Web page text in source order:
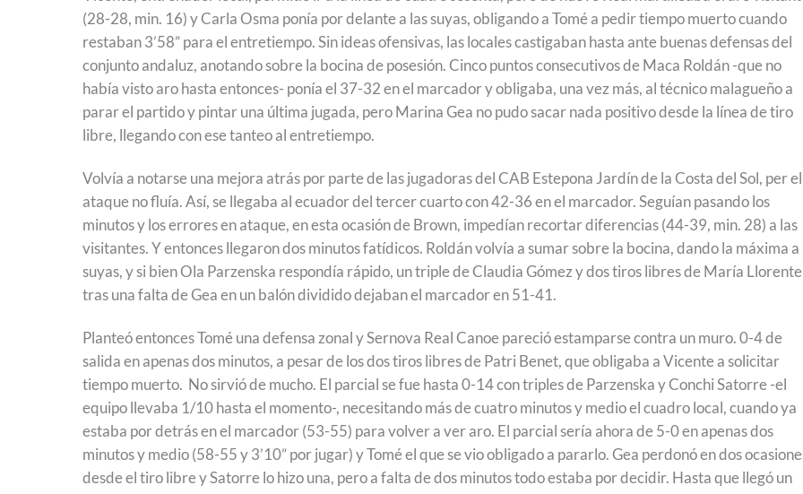
(28-28, min. 16) y Carla Osma ponía por delante a las suyas, obligando a Tomé a pedir tiempo muerto cuando
restaban 3’58” para el entretiempo. Sin ideas ofensivas, las locales castigaban hasta ante buenas defensas del
conjunto andaluz, anotando sobre la bocina de posesión. Cinco puntos consecutivos de Maca Roldán -que no
había visto aro hasta entonces- ponía el 37-32 en el marcador y obligaba, una vez más, al técnico malagueño a
parar el partido y pintar una última jugada, pero Marina Gea no pudo sacar nada positivo desde la línea de tiro
libre, llegando con ese tanteo al entretiempo.
Volvía a notarse una mejora atrás por parte de las jugadoras del CAB Estepona Jardín de la Costa del Sol, per el
ataque no fluía. Así, se llegaba al ecuador del tercer cuarto con 42-36 en el marcador. Seguían pasando los
minutos y los errores en ataque, en esta ocasión de Brown, impedían recortar diferencias (44-39, min. 28) a las
visitantes. Y entonces llegaron dos minutos fatídicos. Roldán volvía a sumar sobre la bocina, dando la máxima a
suyas, y si bien Ola Parzenska respondía rápido, un triple de Claudia Gómez y dos tiros libres de María Llorente
tras una falta de Gea en un balón dividido dejaban el marcador en 51-41.
Planteó entonces Tomé una defensa zonal y Sernova Real Canoe pareció estamparse contra un muro. 0-4 de
salida en apenas dos minutos, a pesar de los dos tiros libres de Patri Benet, que obligaba a Vicente a solicitar
tiempo muerto. No sirvió de mucho. El parcial se fue hasta 0-14 con triples de Parzenska y Conchi Satorre -el
equipo llevaba 1/10 hasta el momento-, necesitando más de cuatro minutos y medio el cuadro local, cuando ya
estaba por detrás en el marcador (53-55) para volver a ver aro. El parcial sería ahora de 5-0 en apenas dos
minutos y medio (58-55 y 3’10” por jugar) y Tomé el que se vio obligado a pararlo. Gea perdonó en dos
desde el tiro libre y Satorre lo hizo una, pero a falta de dos minutos todo estaba por decidir. Hasta que llegó un